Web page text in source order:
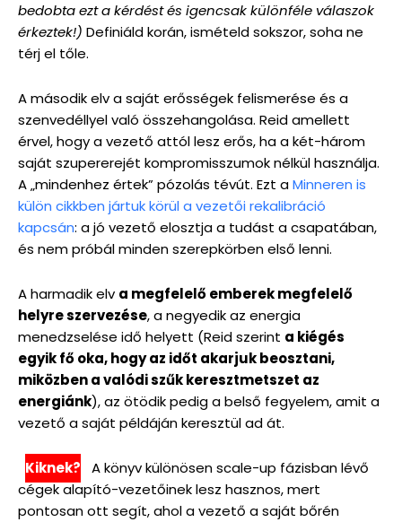
bedobta ezt a kérdést és igencsak különféle válaszok
érkeztek!) Definiáld korán, ismételd sokszor, soha ne
térj el tőle.
A második elv a saját erősségek felismerése és a
szenvedéllyel való összehangolása. Reid amellett
érvel, hogy a vezető attól lesz erős, ha a két-három
saját szupererejét kompromisszumok nélkül használja.
A „mindenhez értek” pózolás tévút. Ezt aMinneren is
külön cikkben jártuk körül a vezetői rekalibráció
kapcsán: a jó vezető elosztja a tudást a csapatában,
és nem próbál minden szerepkörben első lenni.
A harmadik elv a megfelelő emberek megfelelő
helyre szervezése, a negyedik az energia
menedzselése idő helyett (Reid szerint a kiégés
egyik fő oka, hogy az időt akarjuk beosztani,
miközben a valódi szűk keresztmetszet az
energiánk), az ötödik pedig a belső fegyelem, amit a
vezető a saját példáján keresztül ad át.
Kiknek?
A könyv különösen scale-up fázisban lévő
cégek alapító-vezetőinek lesz hasznos, mert
pontosan ott segít, ahol a vezető a saját bőrén